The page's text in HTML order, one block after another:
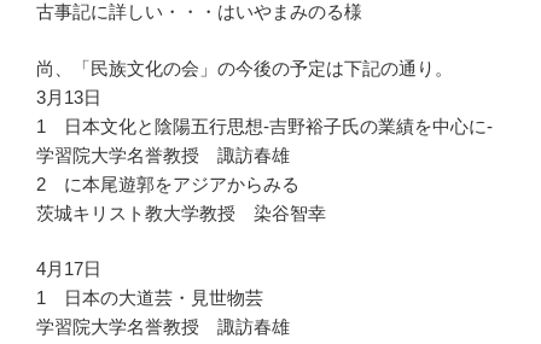
古事記に詳しい・・・はいやまみのる様
尚、「民族文化の会」の今後の予定は下記の通り。
3月13日
1 日本文化と陰陽五行思想-吉野裕子氏の業績を中心に-
学習院大学名誉教授 諏訪春雄
2 に本尾遊郭をアジアからみる
茨城キリスト教大学教授 染谷智幸
4月17日
1 日本の大道芸・見世物芸
学習院大学名誉教授 諏訪春雄